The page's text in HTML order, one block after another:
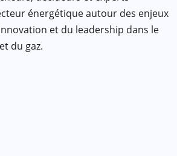
énergétique autour des enjeux
et du leadership dans le
du gaz.